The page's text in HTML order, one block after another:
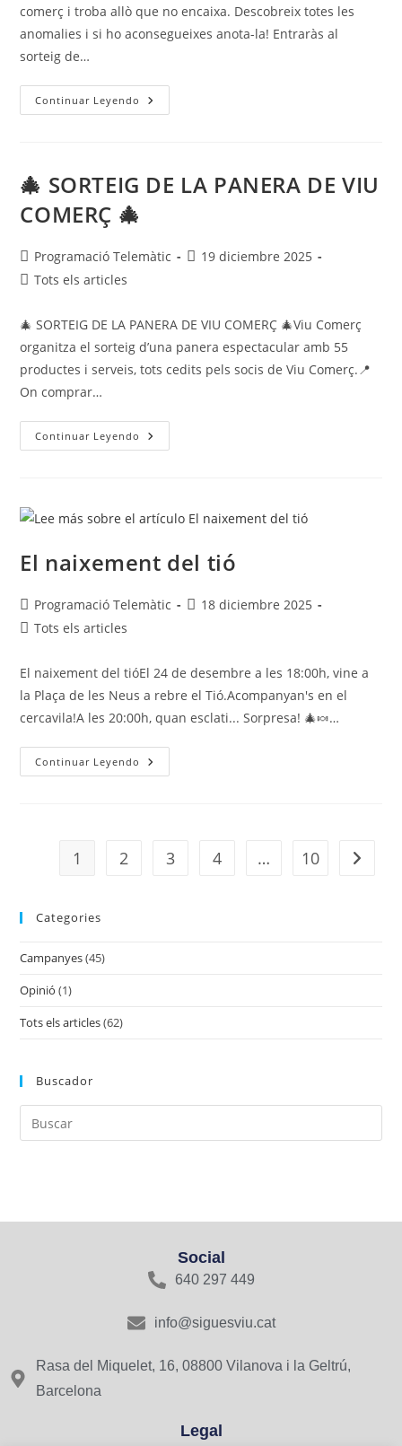
comerç i troba allò que no encaixa. Descobreix totes les
anomalies i si ho aconsegueixes anota-la! Entraràs al
sorteig de…
Continuar Leyendo
🎄 SORTEIG DE LA PANERA DE VIU
COMERÇ 🎄
Programació Telemàtic
19 diciembre 2025
Tots els articles
🎄 SORTEIG DE LA PANERA DE VIU COMERÇ 🎄Viu Comerç
organitza el sorteig d’una panera espectacular amb 55
productes i serveis, tots cedits pels socis de Viu Comerç.📍
On comprar…
Continuar Leyendo
El naixement del tió
Programació Telemàtic
18 diciembre 2025
Tots els articles
El naixement del tióEl 24 de desembre a les 18:00h, vine a
la Plaça de les Neus a rebre el Tió.Acompanyan's en el
cercavila!A les 20:00h, quan esclati... Sorpresa! 🎄🍬…
Continuar Leyendo
1 2 3 4 … 10
Categories
Campanyes(45)
Opinió (1)
Tots els articles(62)
Buscador
Social
640 297 449
info@siguesviu.cat
Rasa del Miquelet, 16, 08800 Vilanova i la Geltrú,
Barcelona
Legal